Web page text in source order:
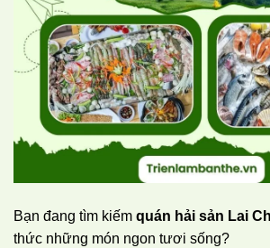
Bạn đang tìm kiếm quán hải sản Lai
thức những món ngon tươi sống?